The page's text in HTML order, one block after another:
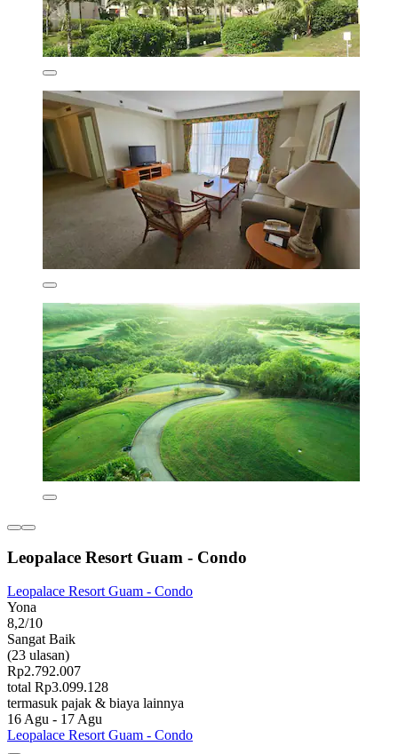
Leopalace Resort Guam - Condo
Leopalace Resort Guam - Condo
Yona
8,2/10
Sangat Baik
(23 ulasan)
Rp2.792.007
total Rp3.099.128
termasuk pajak & biaya lainnya
16 Agu - 17 Agu
Leopalace Resort Guam - Condo